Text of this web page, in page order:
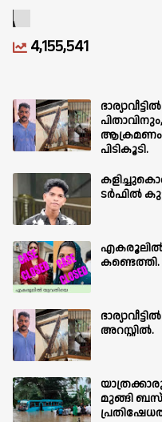
4,155,541
പിടികൂടി.
ടർഫിൽ
എകരൂലിൽ
കണ്ടെത്തി.
അറസ്റ്റിൽ.
മുങ്ങി